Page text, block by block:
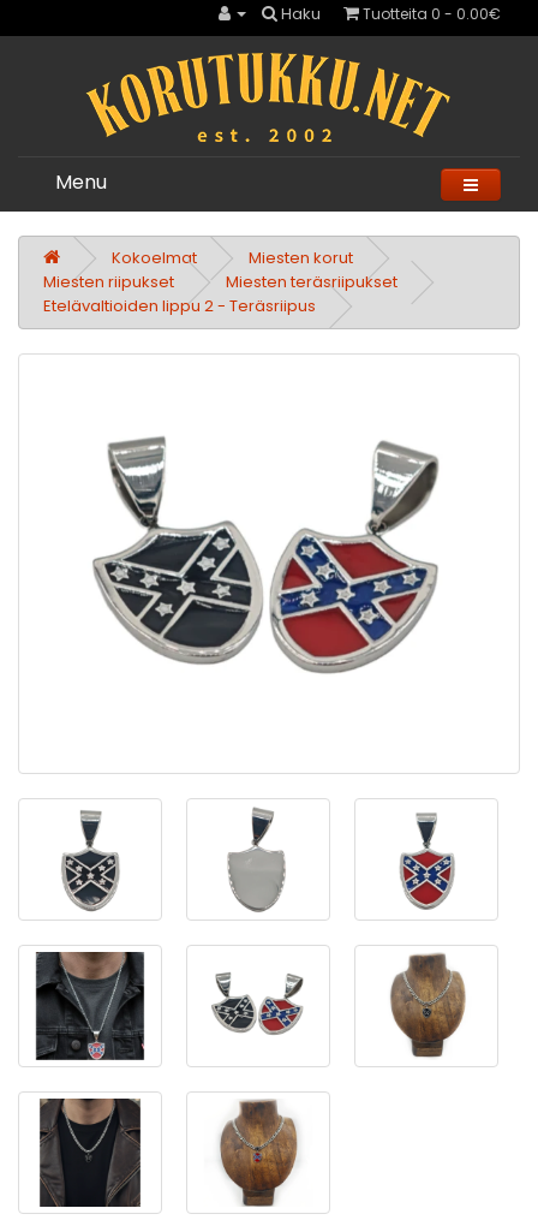
Haku Tuotteita 0 - 0.00€
Menu
Kokoelmat
Miesten korut
Miesten riipukset
Miesten teräsriipukset
Etelävaltioiden lippu 2 - Teräsriipus